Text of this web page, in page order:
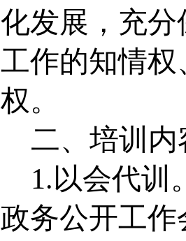
化发展 ，充
工作的知情
权。
二、培训
1.以会代训
政务公开工作